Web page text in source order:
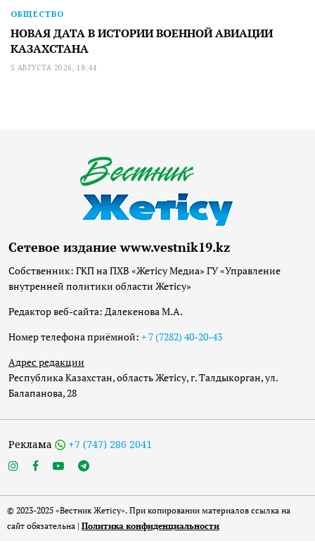
ОБЩЕСТВО
НОВАЯ ДАТА В ИСТОРИИ ВОЕННОЙ АВИАЦИИ
КАЗАХСТАНА
5 АВГУСТА 2026, 18:44
Сетевое издание www.vestnik19.kz
Собственник: ГКП на ПХВ «Жетісу Медиа» ГУ «Управление
внутренней политики области Жетісу»
Редактор веб-сайта: Далекенова М.А.
Номер телефона приёмной: + 7 (7282) 40-20-43
Адрес редакции
Республика Казахстан, область Жетісу, г. Талдыкорган, ул.
Балапанова, 28
Реклама +7 (747) 286 2041
© 2023-2025 «Вестник Жетісу». При копировании материалов ссылка на
сайт обязательна | Политика конфиденциальности